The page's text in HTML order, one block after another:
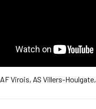
AF Virois, AS Villers-Houlgate,